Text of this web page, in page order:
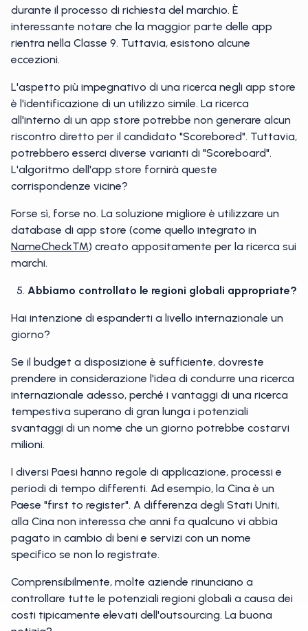
durante il processo di richiesta del marchio. È
interessante notare che la maggior parte delle app
rientra nella Classe 9. Tuttavia, esistono alcune
eccezioni.
L'aspetto più impegnativo di una ricerca negli app store
è l'identificazione di un utilizzo simile. La ricerca
all'interno di un app store potrebbe non generare alcun
riscontro diretto per il candidato "Scorebored". Tuttavia,
potrebbero esserci diverse varianti di "Scoreboard".
L'algoritmo dell'app store fornirà queste
corrispondenze vicine?
Forse sì, forse no. La soluzione migliore è utilizzare un
database di app store (come quello integrato in
NameCheck™) creato appositamente per la ricerca sui
marchi.
Abbiamo controllato le regioni globali appropriate?
Hai intenzione di espanderti a livello internazionale un
giorno?
Se il budget a disposizione è sufficiente, dovreste
prendere in considerazione l'idea di condurre una ricerca
internazionale adesso, perché i vantaggi di una ricerca
tempestiva superano di gran lunga i potenziali
svantaggi di un nome che un giorno potrebbe costarvi
milioni.
I diversi Paesi hanno regole di applicazione, processi e
periodi di tempo differenti. Ad esempio, la Cina è un
Paese "first to register". A differenza degli Stati Uniti,
alla Cina non interessa che anni fa qualcuno vi abbia
pagato in cambio di beni e servizi con un nome
specifico se non lo registrate.
Comprensibilmente, molte aziende rinunciano a
controllare tutte le potenziali regioni globali a causa dei
costi tipicamente elevati dell'outsourcing. La buona